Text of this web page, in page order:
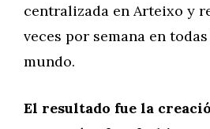
centralizada en Arteixo y
veces por semana en
mundo.
El resultado fue la